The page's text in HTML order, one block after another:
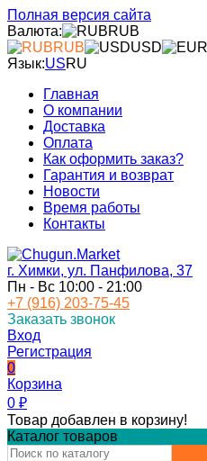
Полная версия сайта
Валюта:
RUB
RUB
USD
Язык:USRU
Главная
О компании
Доставка
Оплата
Как оформить заказ?
Гарантия и возврат
Новости
Время работы
Контакты
г. Химки, ул. Панфилова, 37
Пн - Вс 10:00 - 21:00
+7 (916) 203-75-45
Заказать звонок
Вход
Регистрация
0
Корзина
0 ₽
Товар добавлен в корзину!
Каталог товаров